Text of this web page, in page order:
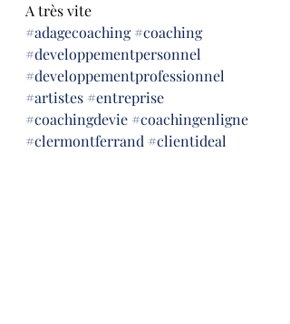
A très vite
#adagecoaching #coaching
#developpementpersonnel
#developpementprofessionnel
#artistes #entreprise
#coachingdevie #coachingenligne
#clermontferrand #clientideal